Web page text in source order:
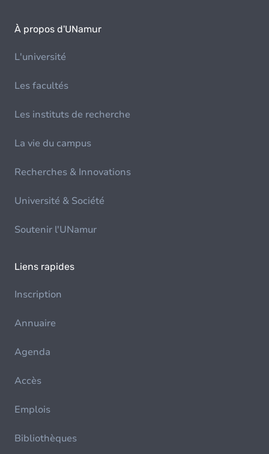
À propos d'UNamur
L'université
Les facultés
Les instituts de recherche
La vie du campus
Recherches & Innovations
Université & Société
Soutenir l'UNamur
Liens rapides
Inscription
Annuaire
Agenda
Accès
Emplois
Bibliothèques